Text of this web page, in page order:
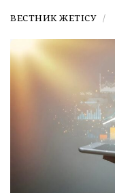
ВЕСТНИК ЖЕТІСУ